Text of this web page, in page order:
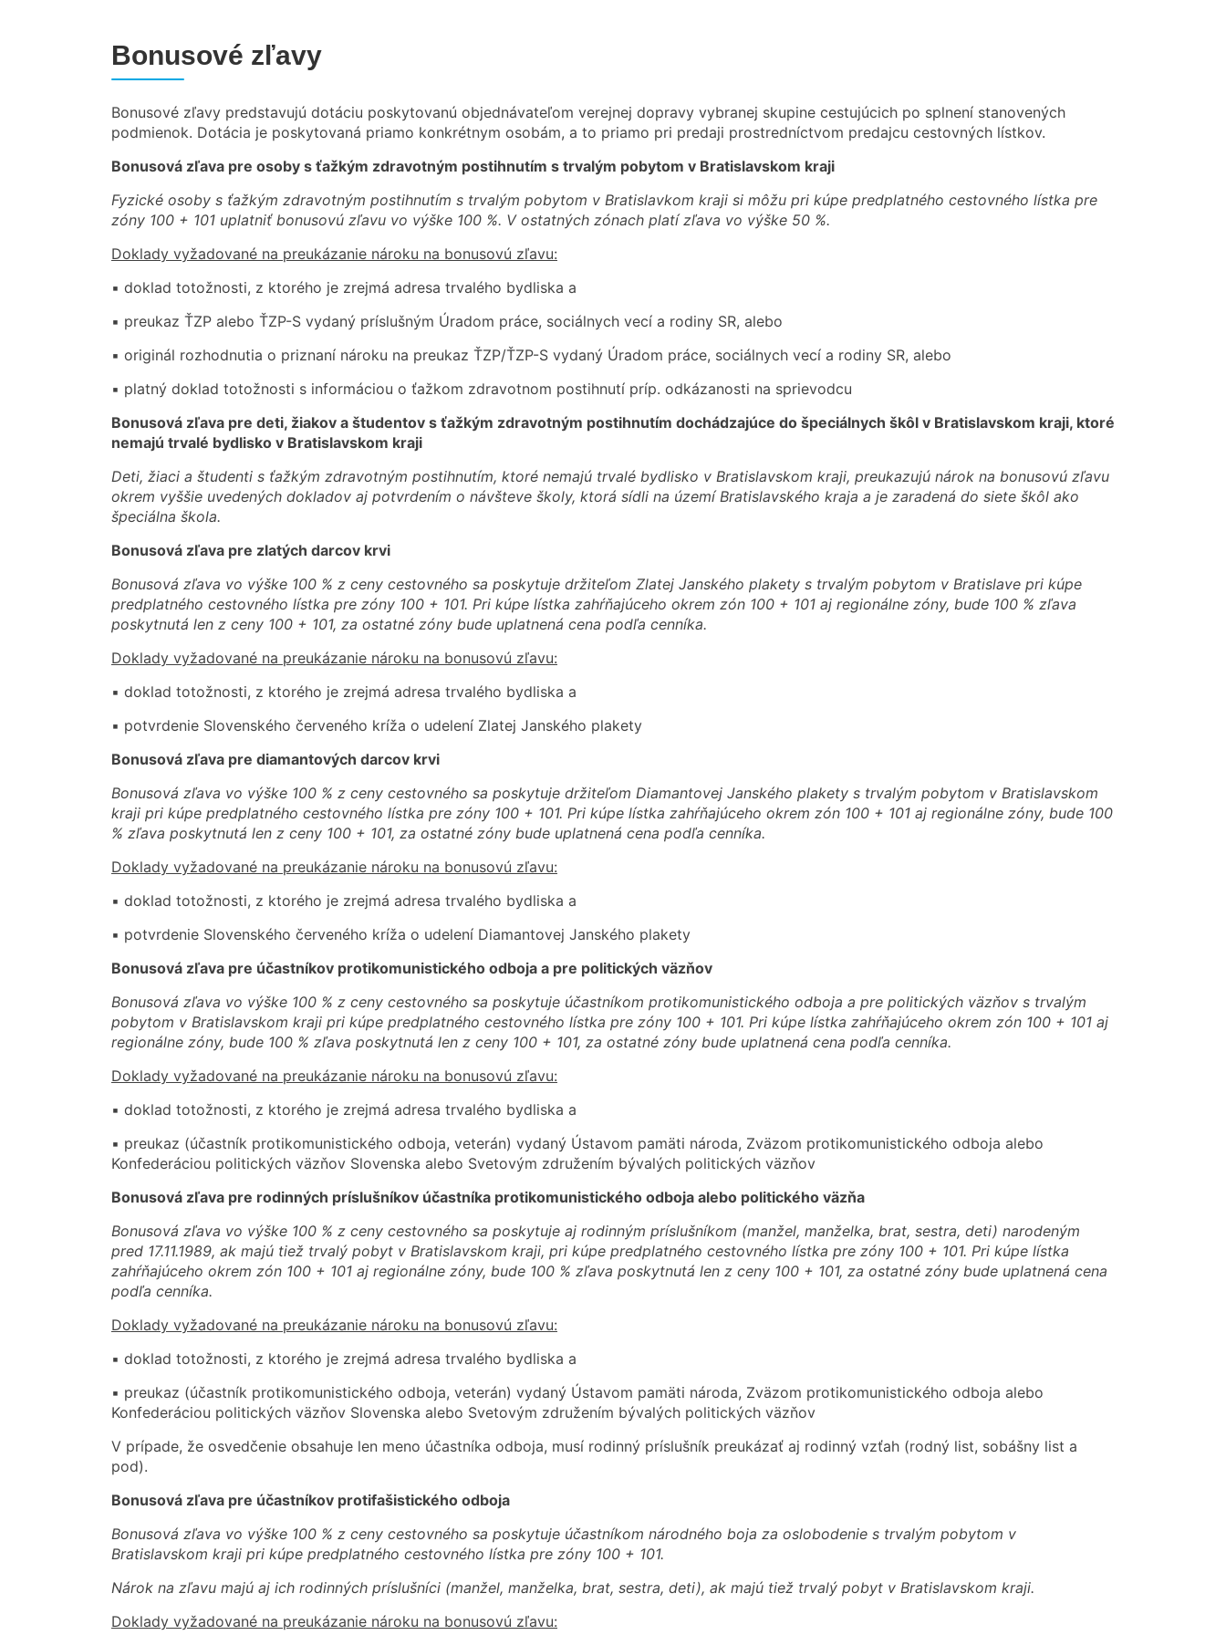
Bonusové zľavy
Bonusové zľavy predstavujú dotáciu poskytovanú objednávateľom verejnej dopravy vybranej skupine cestujúcich po splnení stanovených
podmienok. Dotácia je poskytovaná priamo konkrétnym osobám, a to priamo pri predaji prostredníctvom predajcu cestovných lístkov.
Bonusová zľava pre osoby s ťažkým zdravotným postihnutím s trvalým pobytom v Bratislavskom kraji
Fyzické osoby s ťažkým zdravotným postihnutím s trvalým pobytom v Bratislavkom kraji si môžu pri kúpe predplatného cestovného lístka pre
zóny 100 + 101 uplatniť bonusovú zľavu vo výške 100 %. V ostatných zónach platí zľava vo výške 50 %.
Doklady vyžadované na preukázanie nároku na bonusovú zľavu:
▪ doklad totožnosti, z ktorého je zrejmá adresa trvalého bydliska a
▪ preukaz ŤZP alebo ŤZP-S vydaný príslušným Úradom práce, sociálnych vecí a rodiny SR, alebo
▪ originál rozhodnutia o priznaní nároku na preukaz ŤZP/ŤZP-S vydaný Úradom práce, sociálnych vecí a rodiny SR, alebo
▪ platný doklad totožnosti s informáciou o ťažkom zdravotnom postihnutí príp. odkázanosti na sprievodcu
Bonusová zľava pre deti, žiakov a študentov s ťažkým zdravotným postihnutím dochádzajúce do špeciálnych škôl v Bratislavskom kraji, ktoré
nemajú trvalé bydlisko v Bratislavskom kraji
Deti, žiaci a študenti s ťažkým zdravotným postihnutím, ktoré nemajú trvalé bydlisko v Bratislavskom kraji, preukazujú nárok na bonusovú zľavu
okrem vyššie uvedených dokladov aj potvrdením o návšteve školy, ktorá sídli na území Bratislavského kraja a je zaradená do siete škôl ako
špeciálna škola.
Bonusová zľava pre zlatých darcov krvi
Bonusová zľava vo výške 100 % z ceny cestovného sa poskytuje držiteľom Zlatej Janského plakety s trvalým pobytom v Bratislave pri kúpe
predplatného cestovného lístka pre zóny 100 + 101. Pri kúpe lístka zahŕňajúceho okrem zón 100 + 101 aj regionálne zóny, bude 100 % zľava
poskytnutá len z ceny 100 + 101, za ostatné zóny bude uplatnená cena podľa cenníka.
Doklady vyžadované na preukázanie nároku na bonusovú zľavu:
▪ doklad totožnosti, z ktorého je zrejmá adresa trvalého bydliska a
▪ potvrdenie Slovenského červeného kríža o udelení Zlatej Janského plakety
Bonusová zľava pre diamantových darcov krvi
Bonusová zľava vo výške 100 % z ceny cestovného sa poskytuje držiteľom Diamantovej Janského plakety s trvalým pobytom v Bratislavskom
kraji pri kúpe predplatného cestovného lístka pre zóny 100 + 101. Pri kúpe lístka zahŕňajúceho okrem zón 100 + 101 aj regionálne zóny, bude 100
% zľava poskytnutá len z ceny 100 + 101, za ostatné zóny bude uplatnená cena podľa cenníka.
Doklady vyžadované na preukázanie nároku na bonusovú zľavu:
▪ doklad totožnosti, z ktorého je zrejmá adresa trvalého bydliska a
▪ potvrdenie Slovenského červeného kríža o udelení Diamantovej Janského plakety
Bonusová zľava pre účastníkov protikomunistického odboja a pre politických väzňov
Bonusová zľava vo výške 100 % z ceny cestovného sa poskytuje účastníkom protikomunistického odboja a pre politických väzňov s trvalým
pobytom v Bratislavskom kraji pri kúpe predplatného cestovného lístka pre zóny 100 + 101. Pri kúpe lístka zahŕňajúceho okrem zón 100 + 101 aj
regionálne zóny, bude 100 % zľava poskytnutá len z ceny 100 + 101, za ostatné zóny bude uplatnená cena podľa cenníka.
Doklady vyžadované na preukázanie nároku na bonusovú zľavu:
▪ doklad totožnosti, z ktorého je zrejmá adresa trvalého bydliska a
▪ preukaz (účastník protikomunistického odboja, veterán) vydaný Ústavom pamäti národa, Zväzom protikomunistického odboja alebo
Konfederáciou politických väzňov Slovenska alebo Svetovým združením bývalých politických väzňov
Bonusová zľava pre rodinných príslušníkov účastníka protikomunistického odboja alebo politického väzňa
Bonusová zľava vo výške 100 % z ceny cestovného sa poskytuje aj rodinným príslušníkom (manžel, manželka, brat, sestra, deti) narodeným
pred 17.11.1989, ak majú tiež trvalý pobyt v Bratislavskom kraji, pri kúpe predplatného cestovného lístka pre zóny 100 + 101. Pri kúpe lístka
zahŕňajúceho okrem zón 100 + 101 aj regionálne zóny, bude 100 % zľava poskytnutá len z ceny 100 + 101, za ostatné zóny bude uplatnená cena
podľa cenníka.
Doklady vyžadované na preukázanie nároku na bonusovú zľavu:
▪ doklad totožnosti, z ktorého je zrejmá adresa trvalého bydliska a
▪ preukaz (účastník protikomunistického odboja, veterán) vydaný Ústavom pamäti národa, Zväzom protikomunistického odboja alebo
Konfederáciou politických väzňov Slovenska alebo Svetovým združením bývalých politických väzňov
V prípade, že osvedčenie obsahuje len meno účastníka odboja, musí rodinný príslušník preukázať aj rodinný vzťah (rodný list, sobášny list a
pod).
Bonusová zľava pre účastníkov protifašistického odboja
Bonusová zľava vo výške 100 % z ceny cestovného sa poskytuje účastníkom národného boja za oslobodenie s trvalým pobytom v
Bratislavskom kraji pri kúpe predplatného cestovného lístka pre zóny 100 + 101.
Nárok na zľavu majú aj ich rodinných príslušníci (manžel, manželka, brat, sestra, deti), ak majú tiež trvalý pobyt v Bratislavskom kraji.
Doklady vyžadované na preukázanie nároku na bonusovú zľavu: